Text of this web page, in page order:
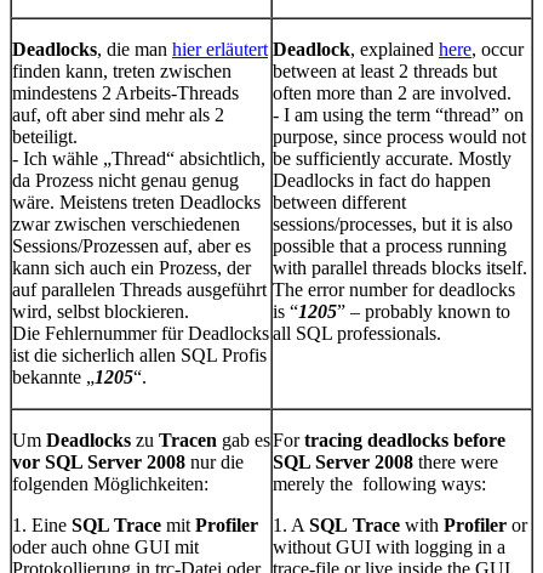
Deadlocks, die man hier erläutert
finden kann, treten zwischen
mindestens 2 Arbeits-Threads
auf, oft aber sind mehr als 2
beteiligt.
- Ich wähle „Thread“ absichtlich,
da Prozess nicht genau genug
wäre. Meistens treten Deadlocks
zwar zwischen verschiedenen
Sessions/Prozessen auf, aber es
kann sich auch ein Prozess, der
auf parallelen Threads ausgeführt
wird, selbst blockieren.
Die Fehlernummer für Deadlocks
ist die sicherlich allen SQL Profis
bekannte „1205“.
Deadlock, explained here, occur
between at least 2 threads but
often more than 2 are involved.
- I am using the term “thread” on
purpose, since process would not
be sufficiently accurate. Mostly
Deadlocks in fact do happen
between different
sessions/processes, but it is also
possible that a process running
with parallel threads blocks itself.
The error number for deadlocks
is “1205” – probably known to
all SQL professionals.
Um Deadlocks zu Tracen gab es
vor SQL Server 2008 nur die
folgenden Möglichkeiten:
1. Eine SQL Trace mitProfiler
oder auch ohne GUI mit
Fortracing deadlocks before
SQL Server 2008 there were
merely the following ways:
1. ASQL Trace with Profiler or
without GUI with logging in a